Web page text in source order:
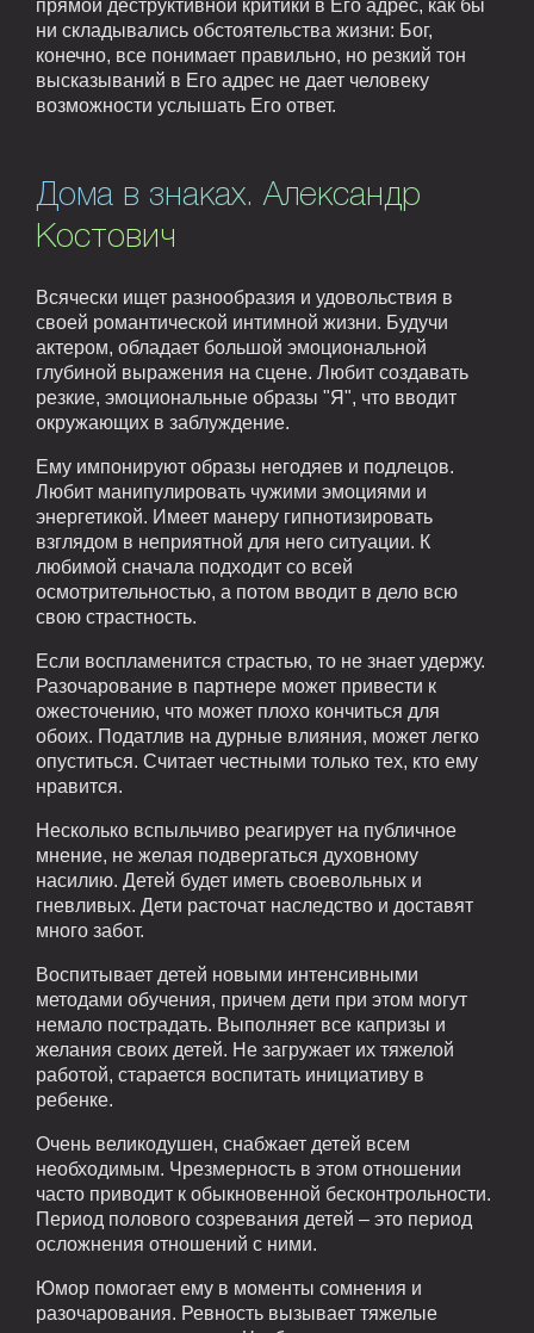
прямой деструктивной критики в Его адрес, как бы
ни складывались обстоятельства жизни: Бог,
конечно, все понимает правильно, но резкий тон
высказываний в Его адрес не дает человеку
возможности услышать Его ответ.
Дома в знаках. Александр
Костович
Всячески ищет разнообразия и удовольствия в
своей романтической интимной жизни. Будучи
актером, обладает большой эмоциональной
глубиной выражения на сцене. Любит создавать
резкие, эмоциональные образы "Я", что вводит
окружающих в заблуждение.
Ему импонируют образы негодяев и подлецов.
Любит манипулировать чужими эмоциями и
энергетикой. Имеет манеру гипнотизировать
взглядом в неприятной для него ситуации. К
любимой сначала подходит со всей
осмотрительностью, а потом вводит в дело всю
свою страстность.
Если воспламенится страстью, то не знает удержу.
Разочарование в партнере может привести к
ожесточению, что может плохо кончиться для
обоих. Податлив на дурные влияния, может легко
опуститься. Считает честными только тех, кто ему
нравится.
Несколько вспыльчиво реагирует на публичное
мнение, не желая подвергаться духовному
насилию. Детей будет иметь своевольных и
гневливых. Дети расточат наследство и доставят
много забот.
Воспитывает детей новыми интенсивными
методами обучения, причем дети при этом могут
немало пострадать. Выполняет все капризы и
желания своих детей. Не загружает их тяжелой
работой, старается воспитать инициативу в
ребенке.
Очень великодушен, снабжает детей всем
необходимым. Чрезмерность в этом отношении
часто приводит к обыкновенной бесконтрольности.
Период полового созревания детей – это период
осложнения отношений с ними.
Юмор помогает ему в моменты сомнения и
разочарования. Ревность вызывает тяжелые